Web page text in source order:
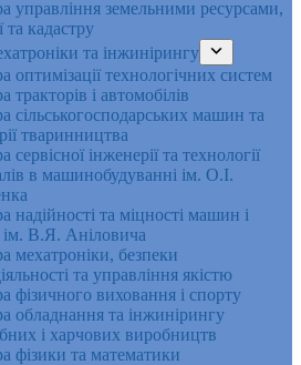
управління земельними ресурсами,
та кадастру
та інжинірингу
оптимізації технологічних систем
тракторів і автомобілів
сільськогосподарських машин та
тваринництва
cервісної інженерії та технології
в машинобудуванні ім. О.І.
надійності та міцності машин і
ім. В.Я. Аніловича
мехатроніки, безпеки
та управління якістю
фізичного виховання і спорту
обладнання та інжинірингу
і харчових виробництв
фізики та математики